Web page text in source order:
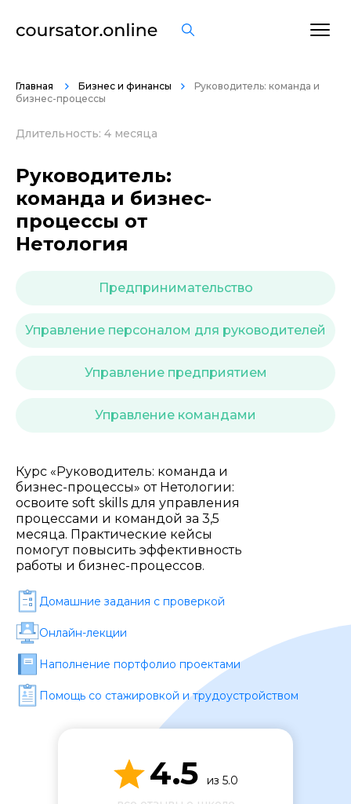
Главная Бизнес и финансы
Руководитель: команда и
бизнес-процессы
Длительность: 4 месяца
Руководитель:
команда и бизнес-
процессы от
Нетология
Предпринимательство
Управление персоналом для руководителей
Управление предприятием
Управление командами
Курс «Руководитель: команда и
бизнес-процессы» от Нетологии:
освоите soft skills для управления
процессами и командой за 3,5
месяца. Практические кейсы
помогут повысить эффективность
работы и бизнес-процессов.
Домашние задания c проверкой
Онлайн-лекции
Наполнение портфолио проектами
Помощь со стажировкой и трудоустройством
4.5
из 5.0
Подача материала *
Программа обучения *
Уровень организации *